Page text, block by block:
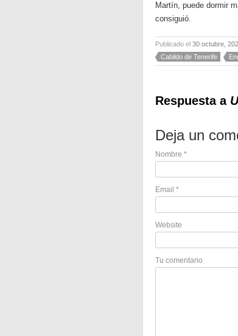
Martín, puede dormir
consiguió.
Publicado el 30 octubre,
Cabildo de Tenerife
Respuesta a
Deja un
Nombre *
Email *
Website
Tu comentario